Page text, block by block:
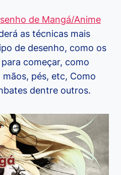
de Mangá/Anime
as técnicas mais
de desenho, como os
começar, como
pés, etc, Como
dentre outros.